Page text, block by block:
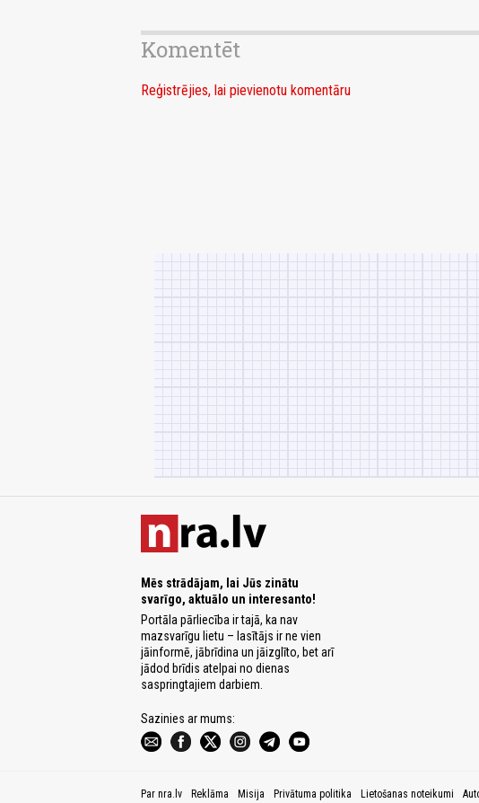
Komentēt
Reģistrējies, lai pievienotu komentāru
Mēs strādājam, lai Jūs zinātu
svarīgo, aktuālo un interesanto!
Portāla pārliecība ir tajā, ka nav
mazsvarīgu lietu – lasītājs ir ne vien
jāinformē, jābrīdina un jāizglīto, bet arī
jādod brīdis atelpai no dienas
saspringtajiem darbiem.
Sazinies ar mums:
Par nra.lv Reklāma Misija Privātuma politika Lietošanas noteikumi